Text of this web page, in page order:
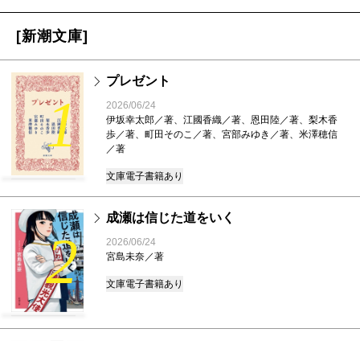
[新潮文庫]
1
プレゼント
2026/06/24
伊坂幸太郎／著、江國香織／著、恩田陸／著、梨木香
歩／著、町田そのこ／著、宮部みゆき／著、米澤穂信
／著
文庫電子書籍あり
2
成瀬は信じた道をいく
2026/06/24
宮島未奈／著
文庫電子書籍あり